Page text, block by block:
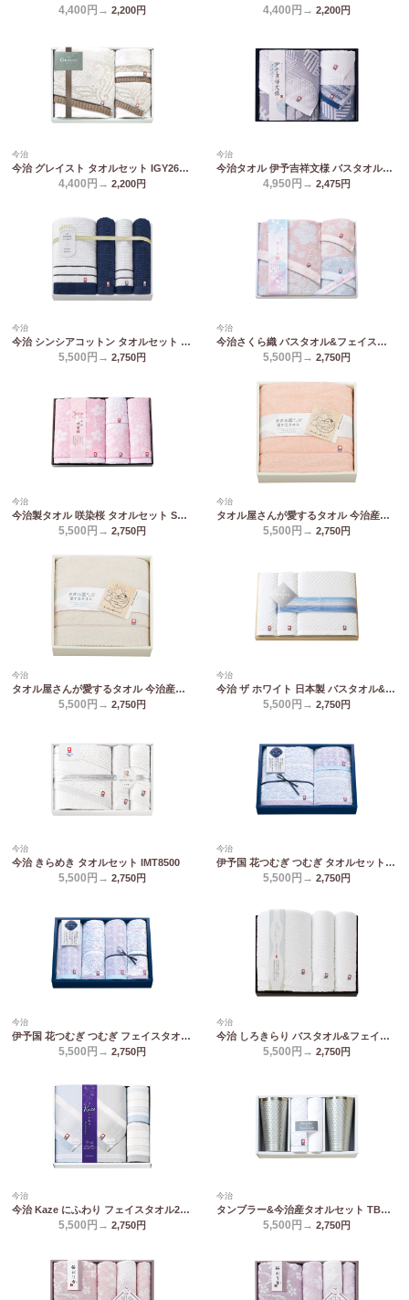
4,400円→ 2,200円 4,400円→ 2,200円
今治
今治 グレイスト タオルセット IGY26400
4,400円→ 2,200円
今治
今治タオル 伊予吉祥文様 バスタオル&フェイスタオル2P IM4545
4,950円→ 2,475円
今治
今治 シンシアコットン タオルセット S-10500
5,500円→ 2,750円
今治
今治さくら織 バスタオル&フェイスタオル2P MS-501
5,500円→ 2,750円
今治
今治製タオル 咲染桜 タオルセット SZ-5001
5,500円→ 2,750円
今治
タオル屋さんが愛するタオル 今治産バスタオル ピンク TA2150BE/PI
5,500円→ 2,750円
今治
タオル屋さんが愛するタオル 今治産バスタオル ベージュ TA2150BE/PI
5,500円→ 2,750円
今治
今治 ザ ホワイト 日本製 バスタオル&フェイスタオル2P(木箱入) 65550
5,500円→ 2,750円
今治
今治 きらめき タオルセット IMT8500
5,500円→ 2,750円
今治
伊予国 花つむぎ つむぎ タオルセット IH5032
5,500円→ 2,750円
今治
伊予国 花つむぎ つむぎ フェイスタオル4P IH5031
5,500円→ 2,750円
今治
今治 しろきらり バスタオル&フェイスタオル2P S-51500
5,500円→ 2,750円
今治
今治 Kaze にふわり フェイスタオル2P&ハンドタオル2P KCN20500
5,500円→ 2,750円
今治
タンブラー&今治産タオルセット TBR-053
5,500円→ 2,750円